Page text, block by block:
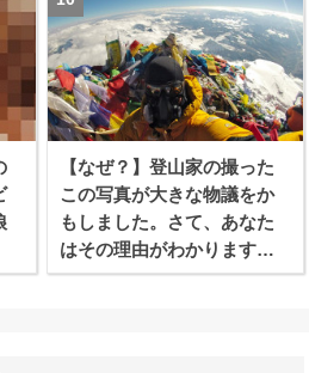
【なぜ？】登山家の撮った
この写真が大きな物議をか
もしました。さて、あなた
はその理由がわかります
か？